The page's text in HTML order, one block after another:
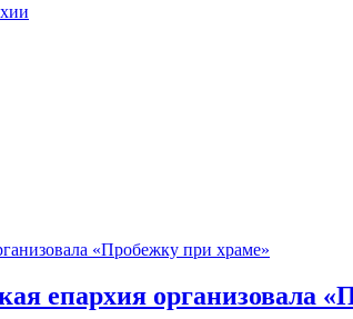
епархия организовала